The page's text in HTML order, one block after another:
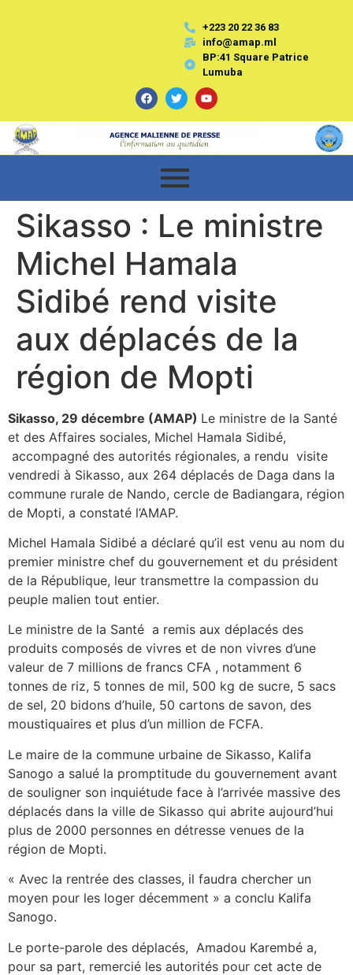
+223 20 22 36 83
info@amap.ml
BP:41 Square Patrice
Lumuba
Sikasso : Le ministre
Michel Hamala
Sidibé rend visite
aux déplacés de la
région de Mopti
Sikasso, 29 décembre (AMAP) Le ministre de la Santé
et des Affaires sociales, Michel Hamala Sidibé,
accompagné des autorités régionales, a rendu visite
vendredi à Sikasso, aux 264 déplacés de Daga dans la
commune rurale de Nando, cercle de Badiangara, région
de Mopti, a constaté l’AMAP.
Michel Hamala Sidibé a déclaré qu’il est venu au nom du
premier ministre chef du gouvernement et du président
de la République, leur transmettre la compassion du
peuple malien tout entier.
Le ministre de la Santé a remis aux déplacés des
produits composés de vivres et de non vivres d’une
valeur de 7 millions de francs CFA , notamment 6
tonnes de riz, 5 tonnes de mil, 500 kg de sucre, 5 sacs
de sel, 20 bidons d’huile, 50 cartons de savon, des
moustiquaires et plus d’un million de FCFA.
Le maire de la commune urbaine de Sikasso, Kalifa
Sanogo a salué la promptitude du gouvernement avant
de souligner son inquiétude face à l’arrivée massive des
déplacés dans la ville de Sikasso qui abrite aujourd’hui
plus de 2000 personnes en détresse venues de la
région de Mopti.
« Avec la rentrée des classes, il faudra chercher un
moyen pour les loger décemment » a conclu Kalifa
Sanogo.
Le porte-parole des déplacés, Amadou Karembé a,
pour sa part, remercié les autorités pour cet acte de